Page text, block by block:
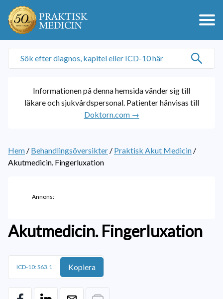
Informationen på denna hemsida vänder sig till
läkare och sjukvårdspersonal. Patienter hänvisas till
Doktorn.com →
Hem / Behandlingsöversikter / Praktisk Akut Medicin /
Akutmedicin. Fingerluxation
Annons:
Akutmedicin. Fingerluxation
ICD-10: S63.1 Kopiera